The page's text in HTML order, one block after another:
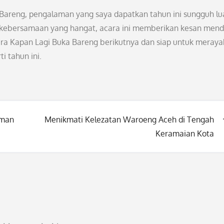
pengalaman yang saya dapatkan tahun ini sungguh
yang hangat, acara ini memberikan kesan
Kapan Lagi Buka Bareng berikutnya dan siap untuk
tahun ini.
Menikmati Kelezatan Waroeng Aceh di Tengah
Keramaian Kota